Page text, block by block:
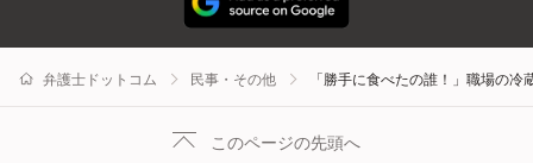
弁護士ドットコム 民事・その他 「勝手に食べたの誰！」職場の
このページの先頭へ